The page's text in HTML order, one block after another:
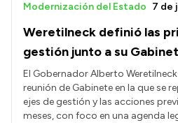
Weretilneck definió las
gestión junto a su
Modernización del Estado 7 de
El Gobernador Alberto
reunión de Gabinete en la que se
ejes de gestión y las acciones
meses, con foco en una agenda